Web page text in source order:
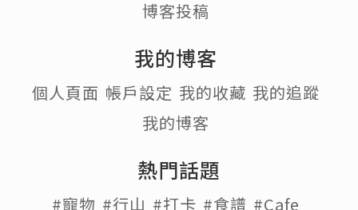
博客投稿
我的博客
個人頁面 帳戶設定 我的收藏 我的追蹤
我的博客
熱門話題
#寵物 #行山 #打卡 #食譜 #Cafe